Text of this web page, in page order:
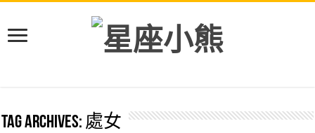
Tag Archives: 處女